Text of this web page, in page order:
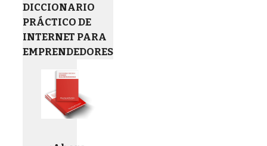
DICCIONARIO
PRÁCTICO DE
INTERNET PARA
EMPRENDEDORES